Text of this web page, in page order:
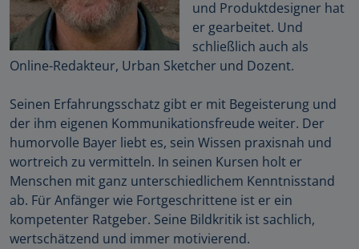
und Produktdesigner hat
er gearbeitet. Und
schließlich auch als
Online-Redakteur, Urban Sketcher und Dozent.
Seinen Erfahrungsschatz gibt er mit Begeisterung und
der ihm eigenen Kommunikationsfreude weiter. Der
humorvolle Bayer liebt es, sein Wissen praxisnah und
wortreich zu vermitteln. In seinen Kursen holt er
Menschen mit ganz unterschiedlichem Kenntnisstand
ab. Für Anfänger wie Fortgeschrittene ist er ein
kompetenter Ratgeber. Seine Bildkritik ist sachlich,
wertschätzend und immer motivierend.